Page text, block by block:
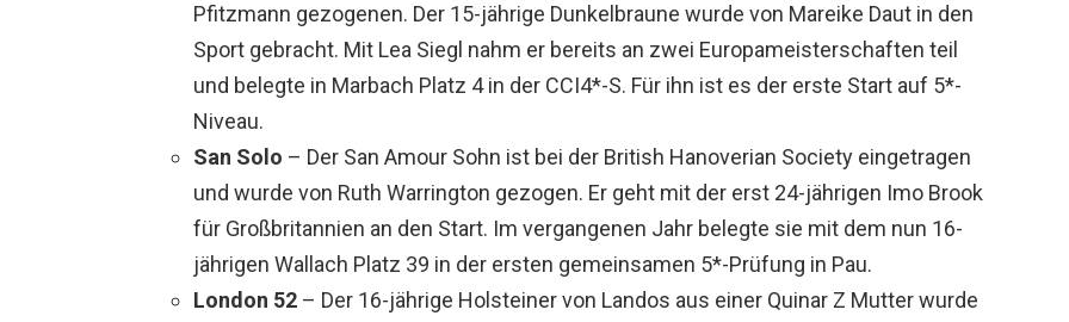
Pfitzmann gezogenen. Der 15-jährige Dunkelbraune wurde von Mareike Daut in den
Sport gebracht. Mit Lea Siegl nahm er bereits an zwei Europameisterschaften teil
und belegte in Marbach Platz 4 in der CCI4*-S. Für ihn ist es der erste Start auf 5*-
Niveau.
San Solo – Der San Amour Sohn ist bei der British Hanoverian Society eingetragen
und wurde von Ruth Warrington gezogen. Er geht mit der erst 24-jährigen Imo Brook
für Großbritannien an den Start. Im vergangenen Jahr belegte sie mit dem nun 16-
jährigen Wallach Platz 39 in der ersten gemeinsamen 5*-Prüfung in Pau.
London 52 – Der 16-jährige Holsteiner von Landos aus einer Quinar Z Mutter wurde